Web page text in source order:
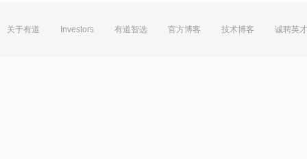
关于有道 Investors 有道智选 官方博客 技术博客 诚聘英才